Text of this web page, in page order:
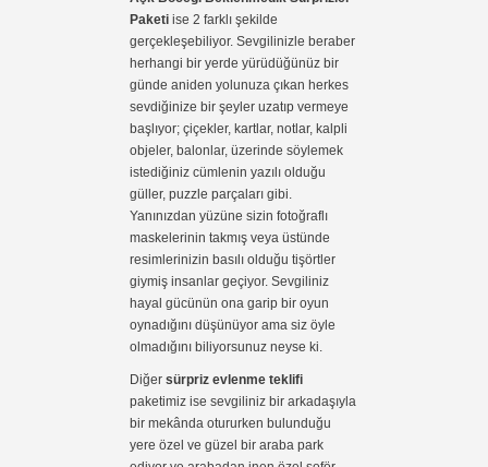
Paketi ise 2 farklı şekilde
gerçekleşebiliyor. Sevgilinizle beraber
herhangi bir yerde yürüdüğünüz bir
günde aniden yolunuza çıkan herkes
sevdiğinize bir şeyler uzatıp vermeye
başlıyor; çiçekler, kartlar, notlar, kalpli
objeler, balonlar, üzerinde söylemek
istediğiniz cümlenin yazılı olduğu
güller, puzzle parçaları gibi.
Yanınızdan yüzüne sizin fotoğraflı
maskelerinin takmış veya üstünde
resimlerinizin basılı olduğu tişörtler
giymiş insanlar geçiyor. Sevgiliniz
hayal gücünün ona garip bir oyun
oynadığını düşünüyor ama siz öyle
olmadığını biliyorsunuz neyse ki.
Diğer sürpriz evlenme teklifi
paketimiz ise sevgiliniz bir arkadaşıyla
bir mekânda otururken bulunduğu
yere özel ve güzel bir araba park